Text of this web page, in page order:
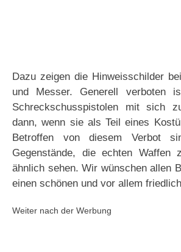
Dazu zeigen die Hinweisschilder
und Messer. Generell verboten
Schreckschusspistolen mit sich
dann, wenn sie als Teil eines
Betroffen von diesem Verbot
Gegenstände, die echten Waffen
ähnlich sehen. Wir wünschen allen
einen schönen und vor allem
Weiter nach der Werbung